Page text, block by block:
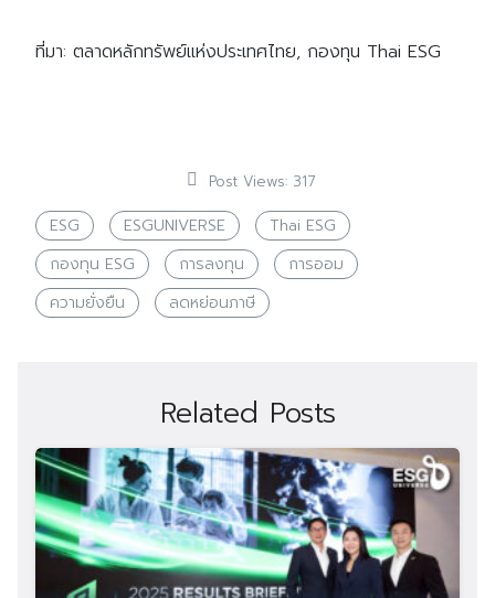
ที่มา: ตลาดหลักทรัพย์แห่งประเทศไทย, กองทุน Thai ESG
Post Views: 317
ESG ESGUNIVERSE
Thai ESG
กองทุน ESG
การลงทุน
การออม
ความยั่งยืน
ลดหย่อนภาษี
Related Posts